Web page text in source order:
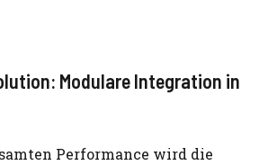
Modulare Integration in
Performance wird die